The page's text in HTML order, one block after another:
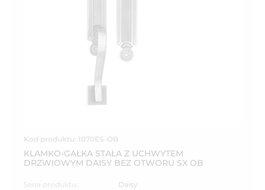
Kod produktu: 1070ES-OB
KLAMKO-GAŁKA STAŁA Z UCHWYTEM
DRZWIOWYM DAISY BEZ OTWORU SX OB
Seria produktu:
Daisy